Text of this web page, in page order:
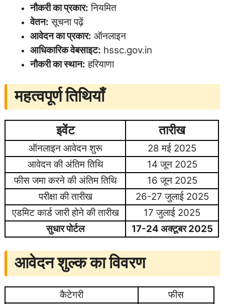
नौकरी का प्रकार: नियमित
वेतन: सूचना पढ़ें
आवेदन का प्रकार: ऑनलाइन
आधिकारिक वेबसाइट: hssc.gov.in
नौकरी का स्थान: हरियाणा
महत्वपूर्ण तिथियाँ
इवेंट तारीख
ऑनलाइन आवेदन शुरू
28 मई 2025
आवेदन की अंतिम तिथि
14 जून 2025
फीस जमा करने की अंतिम तिथि
16 जून 2025
परीक्षा की तारीख
26-27 जुलाई 2025
एडमिट कार्ड जारी होने की तारीख
17 जुलाई 2025
सुधार पोर्टल
17-24 अक्टूबर 2025
आवेदन शुल्क का विवरण
कैटेगरी
फीस